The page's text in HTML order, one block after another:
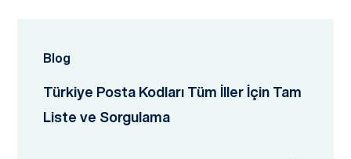
Blog
Türkiye Posta Kodları Tüm İller İçin Tam
Liste ve Sorgulama